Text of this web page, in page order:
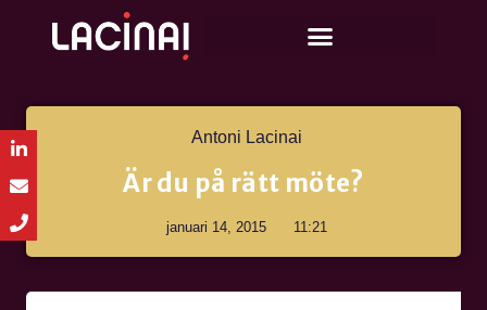
Antoni Lacinai
Är du på rätt möte?
januari 14, 2015 11:21